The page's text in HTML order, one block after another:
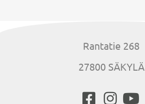
Rantatie 268
27800 SÄKYLÄ